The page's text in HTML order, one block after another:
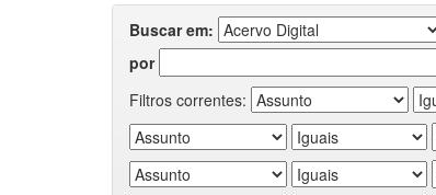
Buscar em:
por
Filtros correntes: